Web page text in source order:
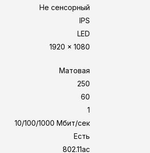
Не сенсорный
IPS
LED
1920 x 1080
Матовая
250
60
1
10/100/1000 Мбит/сек
Есть
802.11ac